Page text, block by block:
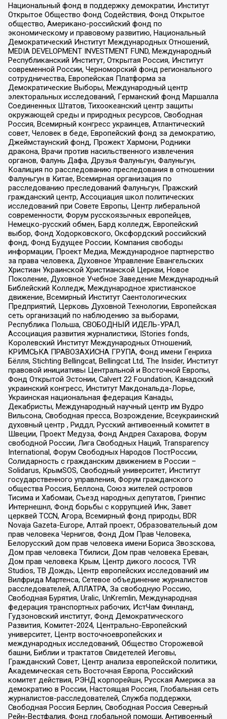
Национальный фонд в поддержку демократии, Институт
Открытое Общество Фонд Содействия, Фонд Открытое
общество, Американо-российский фонд по
экономическому и правовому развитию, Национальный
Демократический Институт Международных Отношений,
MEDIA DEVELOPMENT INVESTMENT FUND, Международный
Республиканский Институт, Открытая Россия, Институт
современной России, Черноморский фонд регионального
сотрудничества, Европейская Платформа за
Демократические Выборы, Международный центр
электоральных исследований, Германский фонд Маршалла
Соединенных Штатов, Тихоокеанский центр защиты
окружающей среды и природных ресурсов, Свободная
Россия, Всемирный конгресс украинцев, Атлантический
совет, Человек в беде, Европейский фонд за демократию,
Джеймстаунский фонд, Прожект Хармони, Родники
дракона, Врачи против насильственного извлечения
органов, Фалунь Дафа, Друзья Фалуньгун, Фалуньгун,
Коалиция по расследованию преследования в отношении
Фалуньгун в Китае, Всемирная организация по
расследованию преследований Фалуньгун, Пражский
гражданский центр, Ассоциация школ политических
исследований при Совете Европы, Центр либеральной
современности, Форум русскоязычных европейцев,
Немецко-русский обмен, Бард колледж, Европейский
выбор, Фонд Ходорковского, Оксфордский российский
фонд, Фонд Будущее России, Компания свободы
информации, Проект Медиа, Международное партнерство
за права человека, Духовное Управление Евангельских
Христиан Украинской Христианской Церкви, Новое
Поколение, Духовное Учебное Заведение Международный
Библейский Колледж, Международное христианское
движение, Всемирный Институт Саентологических
Предприятий, Церковь Духовной Технологии, Европейская
сеть организаций по наблюдению за выборами,
Республика Польша, СВОБОДНЫЙ ИДЕЛЬ-УРАЛ,
Ассоциация развития журналистики, IStories fonds,
Королевский Институт Международных Отношений,
КРИМСЬКА ПРАВОЗАХИСНА ГРУПА, Фонд имени Генриха
Бёлля, Stichting Bellingcat, Bellingcat Ltd, The Insider, Институт
правовой инициативы Центральной и Восточной Европы,
Фонд Открытой Эстонии, Calvert 22 Foundation, Канадский
украинский конгресс, Институт Макдональда-Лорье,
Украинская национальная федерация Канады,
Декабристы, Международный научный центр им Вудро
Вильсона, Свободная пресса, Возрождение, Всеукраинский
духовный центр , Риддл, Русский антивоенный комитет в
Швеции, Проект Медуза, Фонд Андрея Сахарова, Форум
свободной России, Лига Свободных Наций, Transparеncy
International, Форум Свободных Народов ПостРоссии,
Солидарность с гражданским движением в России –
Solidarus, КрымSOS, Свободный университет, Институт
государственного управления, Форум гражданского
общества Россия, Беллона, Союз жителей островов
Тисима и Хабомаи, Съезд народных депутатов, Гринпис
Интернешнл, Фонд борьбы с коррупцией Инк, Завет
церквей TCCN, Агора, Всемирный фонд природы, BDR
Novaja Gazeta-Europe, Алтай проект, Образовательный дом
прав человека Чернигов, Фонд Дом Прав Человека,
Белорусский дом прав человека имени Бориса Звозскова,
Дом прав человека Тбилиси, Дом прав человека Ереван,
Дом прав человека Крым, Центр дикого лосося, TVR
Studios, ТВ Дождь, Центр европейских исследований им
Вилфрида Мартенса, Сетевое объединение журналистов
расследователей, АЛЛАТРА, За свободную Россию,
Свободная Бурятия, Uralic, UnKremlin, Международная
федерация транспортных рабочих, ИстЧам Финланд,
Гудзоновский институт, Фонд Демократического
Развития, Комитет-2024, Центрально-Европейский
университет, Центр восточноевропейских и
международных исследований, Общество Сторожевой
башни, Библии и трактатов Свидетелей Иеговы,
Гражданский Совет, Центр анализа европейской политики,
Академическая сеть Восточная Европа, Российский
комитет действия, РЭНД корпорейшн, Русская Америка за
демократию в России, Настоящая Россия, Глобальная сеть
журналистов-расследователей, Служба поддержки,
Свободная Россия Берлин, Свободная Россия Северный
Рейн-Вестфалия, Фонд глобальной помощи, Антивоенный